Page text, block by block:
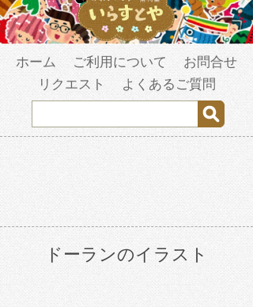
ホーム ご利用について
お問合せ
リクエスト
よくあるご質問
ドーランのイラスト